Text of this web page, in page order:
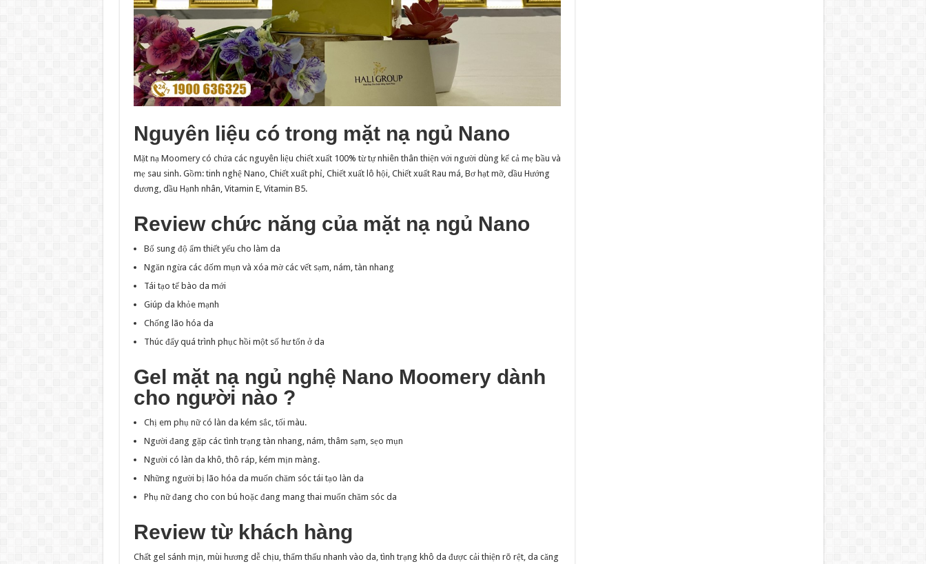
Nguyên liệu có trong mặt nạ ngủ Nano
Mặt nạ Moomery có chứa các nguyên liệu chiết xuất 100% từ tự nhiên thân thiện với người dùng kể cả mẹ bầu và
mẹ sau sinh. Gồm: tinh nghệ Nano, Chiết xuất phỉ, Chiết xuất lô hội, Chiết xuất Rau má, Bơ hạt mỡ, dầu Hướng
dương, dầu Hạnh nhân, Vitamin E, Vitamin B5.
Review chức năng của mặt nạ ngủ Nano
Bổ sung độ ẩm thiết yếu cho làm da
Ngăn ngừa các đốm mụn và xóa mờ các vết sạm, nám, tàn nhang
Tái tạo tế bào da mới
Giúp da khỏe mạnh
Chống lão hóa da
Thúc đẩy quá trình phục hồi một số hư tổn ở da
Gel mặt nạ ngủ nghệ Nano Moomery dành
cho người nào ?
Chị em phụ nữ có làn da kém sắc, tối màu.
Người đang gặp các tình trạng tàn nhang, nám, thâm sạm, sẹo mụn
Người có làn da khô, thô ráp, kém mịn màng.
Những người bị lão hóa da muốn chăm sóc tái tạo làn da
Phụ nữ đang cho con bú hoặc đang mang thai muốn chăm sóc da
Review từ khách hàng
Chất gel sánh mịn, mùi hương dễ chịu, thẩm thấu nhanh vào da, tình trạng khô da được cải thiện rõ rệt, da căng